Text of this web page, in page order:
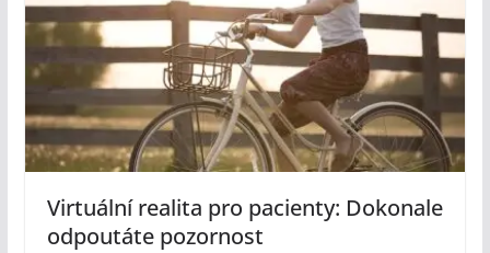
Virtuální realita pro pacienty: Dokonale
odpoutáte pozornost